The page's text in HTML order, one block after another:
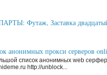
Футаж, Заставка двадцатый
анонимных прокси серверов
список анонимных web
http://unblock...